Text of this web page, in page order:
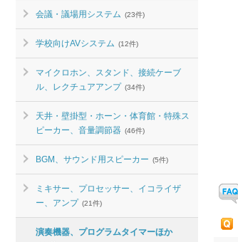
会議・議場用システム (23件)
学校向けAVシステム (12件)
マイクロホン、スタンド、接続ケーブ
ル、レクチュアアンプ (34件)
天井・壁掛型・ホーン・体育館・特殊ス
ピーカー、音量調節器 (46件)
BGM、サウンド用スピーカー (5件)
ミキサー、プロセッサー、イコライザ
ー、アンプ (21件)
演奏機器、プログラムタイマーほか